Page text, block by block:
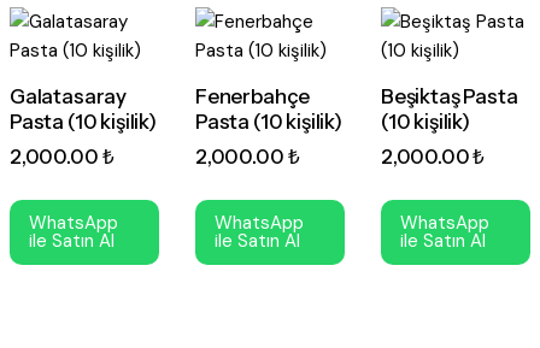
Galatasaray
Pasta (10 kişilik)
2,000.00 ₺
WhatsApp
ile Satın Al
Fenerbahçe
Pasta (10 kişilik)
2,000.00 ₺
WhatsApp
ile Satın Al
Beşiktaş Pasta
(10 kişilik)
2,000.00₺
WhatsApp
ile Satın Al